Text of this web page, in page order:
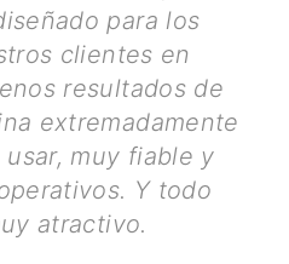
para los
clientes en
resultados de
extremadamente
muy fiable y
Y todo
atractivo.